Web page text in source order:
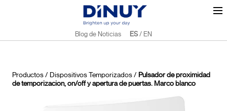
Blog de Noticias ES/ EN
Productos/ Dispositivos Temporizados/ Pulsador de proximidad
de temporizacion, on/off y apertura de puertas. Marco blanco